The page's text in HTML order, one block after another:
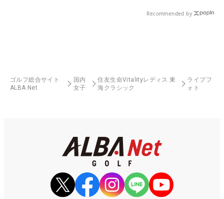
Recommended by
ゴルフ総合サイト
ALBA Net
国内
女子
住友生命Vitalityレディス 東
海クラシック
ライブフ
ォト